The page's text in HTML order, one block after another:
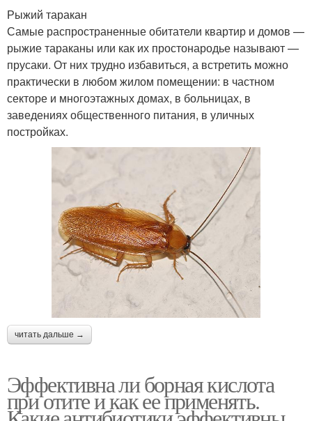
Рыжий таракан
Самые распространенные обитатели квартир и домов —
рыжие тараканы или как их простонародье называют —
прусаки. От них трудно избавиться, а встретить можно
практически в любом жилом помещении: в частном
секторе и многоэтажных домах, в больницах, в
заведениях общественного питания, в уличных
постройках.
читать дальше →
Эффективна ли борная кислота
при отите и как ее применять.